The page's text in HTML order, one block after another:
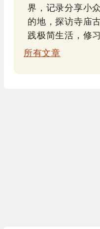
界，记录分享小
的地，探访寺庙
践极简生活，修
所有文章